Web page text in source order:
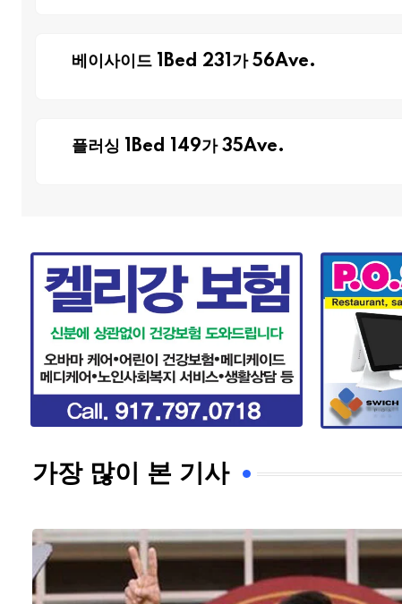
베이사이드 1Bed 231가 56Ave.
플러싱 1Bed 149가 35Ave.
가장 많이 본 기사